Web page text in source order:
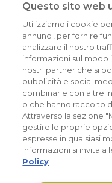
Eccellente (4,8)
Acquisti
Questo sito web
Utilizziamo i cookie
annunci, per fornire
analizzare il nostro
informazioni sul modo
nostri partner che si
pubblicità e social
combinarle con altre
o che hanno raccolto
Attraverso la sezione
gestire le proprie
espresse in qualsiasi
informazioni si invita a
Policy